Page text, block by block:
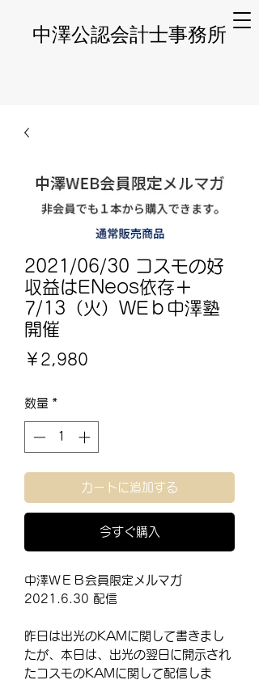
​中澤公認会計士事務所
2021/06/30 コスモの好
収益はENeos依存＋
7/13（火）WEｂ中澤塾
開催
￥2,980
数量 *
カートに追加する
今すぐ購入
中澤ＷＥＢ会員限定メルマガ
2021.6.30 配信
昨日は出光のKAMに関して書きまし
たが、本日は、出光の翌日に開示され
たコスモのKAMに関して配信しま